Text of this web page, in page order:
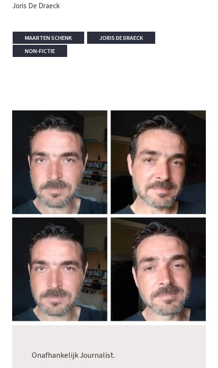
Joris De Draeck
MAARTEN SCHENK
JORIS DE DRAECK
NON-FICTIE
Onafhankelijk Journalist.